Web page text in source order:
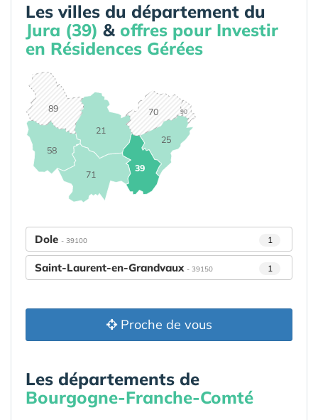
Les villes du département du
Jura (39) & offres pour Investir
en Résidences Gérées
21
25
39
58
70
71
89 90
Dole - 39100 1
Saint-Laurent-en-Grandvaux - 39150 1
Proche de vous
Les départements de
Bourgogne-Franche-Comté